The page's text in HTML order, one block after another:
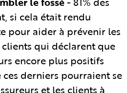
si cela était rendu
pour aider à prévenir les
qui déclarent que
encore plus positifs
ces derniers pourraient se
et les clients à